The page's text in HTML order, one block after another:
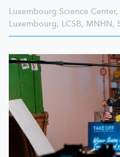
Luxembourg Science Center,
Luxembourg, LCSB, MNHN,